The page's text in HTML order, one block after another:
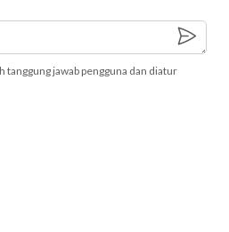
tanggung jawab pengguna dan diatur